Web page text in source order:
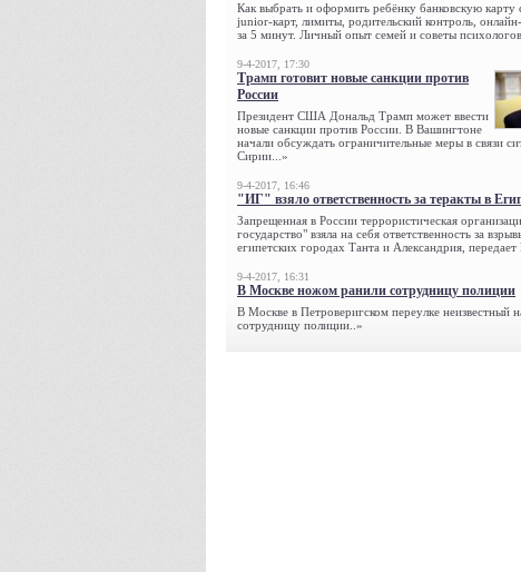
Как выбрать и оформить ребёнку банковскую карту
junior-карт, лимиты, родительский контроль,
за 5 минут. Личный опыт семей и советы
9-4-2017, 17:30
Трамп готовит новые санкции против
России
Президент США Дональд Трамп может ввести
новые санкции против России. В Вашингтоне
начали обсуждать ограничительные меры в связи
Сирии...»
9-4-2017, 16:46
"ИГ" взяло ответственность за теракты в
Запрещенная в России террористическая
государство" взяла на себя ответственность за
египетских городах Танта и Александрия, передает
9-4-2017, 16:31
В Москве ножом ранили сотрудницу полиции
В Москве в Петроверигском переулке неизвестный
сотрудницу полиции..»